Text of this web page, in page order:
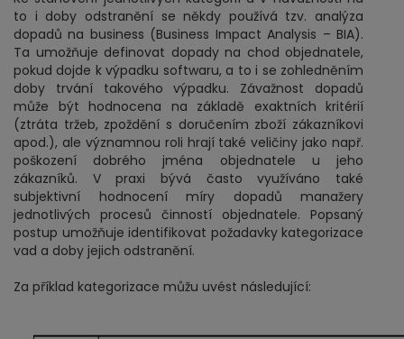
to i doby odstranění se někdy používá tzv. analýza
dopadů na business (Business Impact Analysis – BIA).
Ta umožňuje definovat dopady na chod objednatele,
pokud dojde k výpadku softwaru, a to i se zohledněním
doby trvání takového výpadku. Závažnost dopadů
může být hodnocena na základě exaktních kritérií
(ztráta tržeb, zpoždění s doručením zboží zákazníkovi
apod.), ale významnou roli hrají také veličiny jako např.
poškození dobrého jména objednatele u jeho
zákazníků. V praxi bývá často využíváno také
subjektivní hodnocení míry dopadů manažery
jednotlivých procesů činností objednatele. Popsaný
postup umožňuje identifikovat požadavky kategorizace
vad a doby jejich odstranění.
Za příklad kategorizace můžu uvést následující: